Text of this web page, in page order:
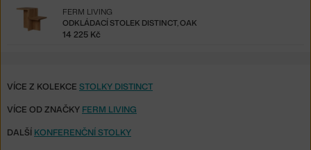
ODKLÁDACÍ STOLEK DISTINCT, OAK
FERM LIVING
14 225 Kč
VÍCE Z KOLEKCE STOLKY DISTINCT
VÍCE OD ZNAČKY FERM LIVING
DALŠÍ KONFERENČNÍ STOLKY